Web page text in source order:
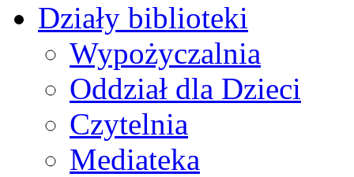
Działy biblioteki
Wypożyczalnia
Oddział dla Dzieci
Czytelnia
Mediateka